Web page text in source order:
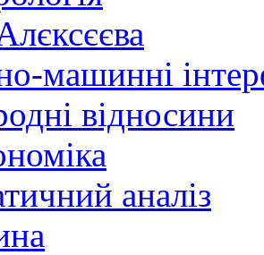
машинні
відносини
аналіз